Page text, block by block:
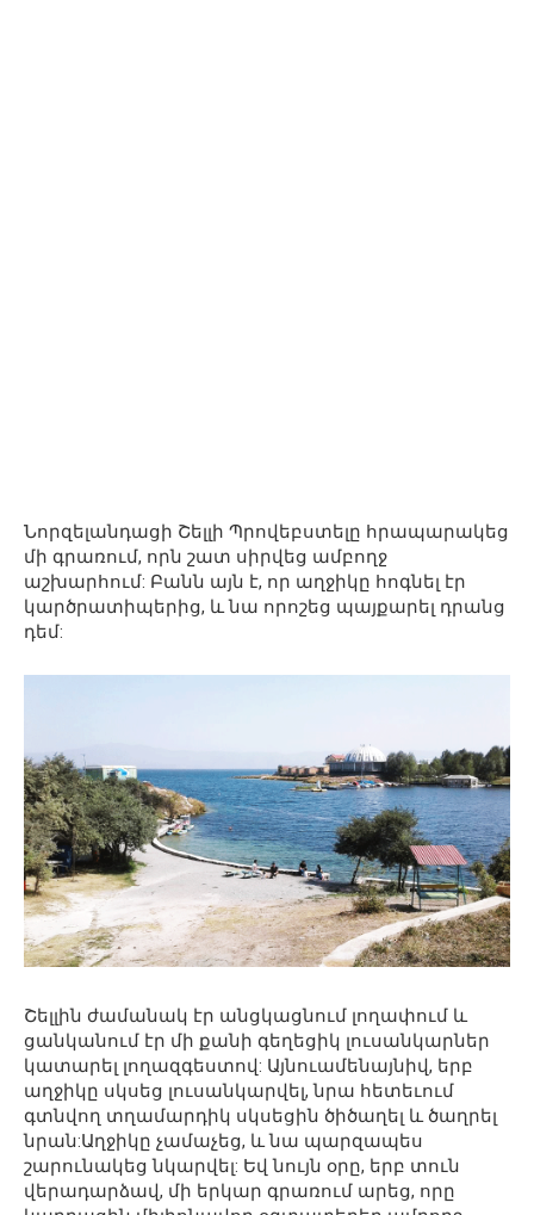
Նորզելանդացի Շելլի Պրովեբստելը հրապարակեց
մի գրառում, որն շատ սիրվեց ամբողջ
աշխարհում: Բանն այն է, որ աղջիկը հոգնել էր
կարծրատիպերից, և նա որոշեց պայքարել դրանց
դեմ:
Շելլին ժամանակ էր անցկացնում լողափում և
ցանկանում էր մի քանի գեղեցիկ լուսանկարներ
կատարել լողազգեստով: Այնուամենայնիվ, երբ
աղջիկը սկսեց լուսանկարվել, նրա հետեւում
գտնվող տղամարդիկ սկսեցին ծիծաղել և ծաղրել
նրան:Աղջիկը չամաչեց, և նա պարզապես
շարունակեց նկարվել: Եվ նույն օրը, երբ տուն
վերադարձավ, մի երկար գրառում արեց, որը